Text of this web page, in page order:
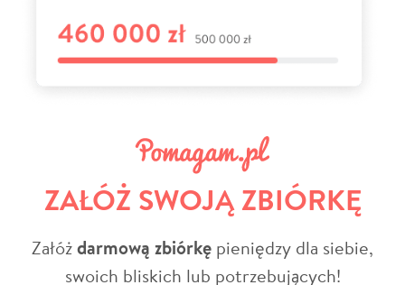
ZAŁÓŻ SWOJĄ ZBIÓRKĘ
Załóżdarmową zbiórkę pieniędzy dla siebie,
swoich bliskich lub potrzebujących!